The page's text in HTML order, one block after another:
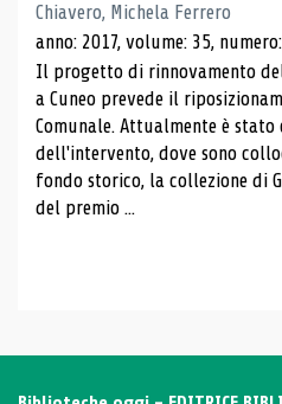
Chiavero, Michela Ferrero
anno: 2017, volume: 35,
Il progetto di rinnovamento
a Cuneo prevede il
Comunale. Attualmente è
dell'intervento, dove sono
fondo storico, la collezione di
del premio ...